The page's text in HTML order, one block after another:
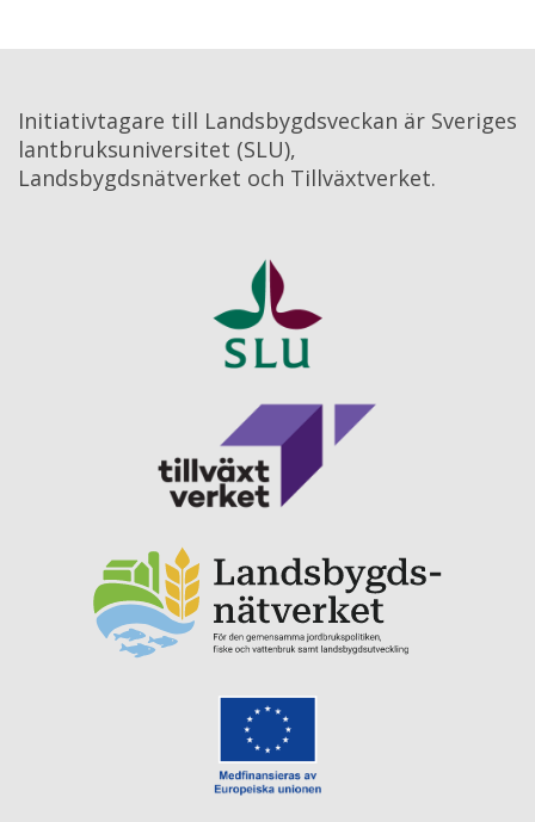
Initiativtagare till Landsbygdsveckan är Sveriges
lantbruksuniversitet (SLU),
Landsbygdsnätverket och Tillväxtverket.